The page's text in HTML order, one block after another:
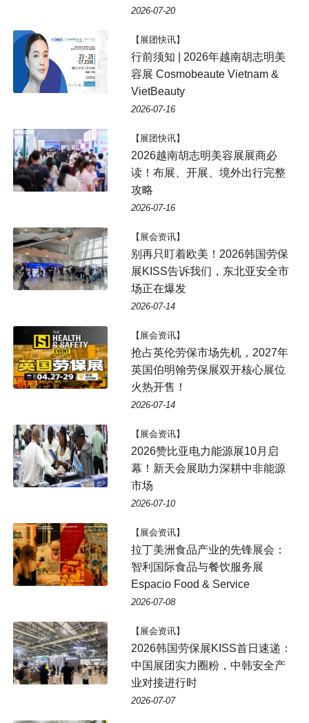
2026-07-20
【展团快讯】
行前须知 | 2026年越南胡志明美
容展 Cosmobeaute Vietnam &
VietBeauty
2026-07-16
【展团快讯】
2026越南胡志明美容展展商必
读！布展、开展、境外出行完整
攻略
2026-07-16
【展会资讯】
别再只盯着欧美！2026韩国劳保
展KISS告诉我们，东北亚安全市
场正在爆发
2026-07-14
【展会资讯】
抢占英伦劳保市场先机，2027年
英国伯明翰劳保展双开核心展位
火热开售！
2026-07-14
【展会资讯】
2026赞比亚电力能源展10月启
幕！新天会展助力深耕中非能源
市场
2026-07-10
【展会资讯】
拉丁美洲食品产业的先锋展会：
智利国际食品与餐饮服务展
Espacio Food & Service
2026-07-08
【展会资讯】
2026韩国劳保展KISS首日速递：
中国展团实力圈粉，中韩安全产
业对接进行时
2026-07-07